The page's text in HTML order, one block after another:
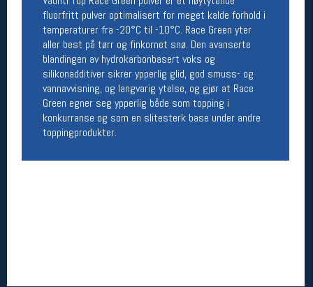
fluorfritt pulver optimalisert for meget kalde forhold i
temperaturer fra -20°C til -10°C. Race Green yter
aller best på tørr og finkornet snø. Den avanserte
blandingen av hydrokarbonbasert voks og
silikonadditiver sikrer ypperlig glid, god smuss- og
vannavvisning, og langvarig ytelse, og gjør at Race
Green egner seg ypperlig både som topping i
konkurranse og som en slitesterk base under andre
toppingprodukter.
Her finner du oss
Oslo Sportslager
Torggata 20
0183 Oslo
Telefon: 23 32 62 00
(telefontid man-fredag klokken 10-13)
Vis i kart
Om oss